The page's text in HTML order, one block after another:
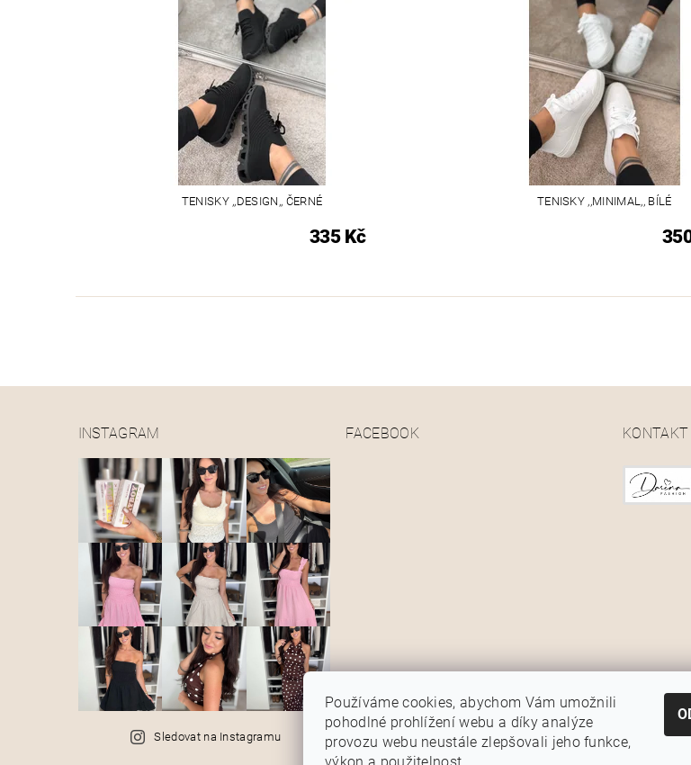
TENISKY ,,DESIGN,, ČERNÉ
335 Kč
TENISKY ,,MINIMAL,, BÍLÉ
INSTAGRAM
Sledovat na Instagramu
FACEBOOK KONTAKT
Používáme cookies, abychom Vám umožnili
pohodlné prohlížení webu a díky analýze
provozu webu neustále zlepšovali jeho funkce,